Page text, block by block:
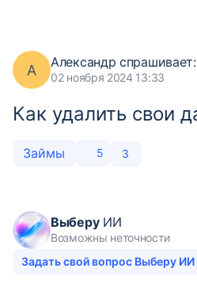
А Александр спрашивает:
02 ноября 2024 13:33
Как удалить свои
Займы 5 3
ВыберуИИ
Возможны неточности
Задать свой вопрос Выберу ИИ